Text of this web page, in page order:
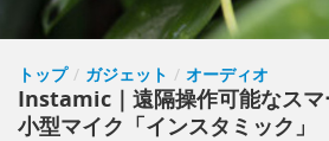
トップ / ガジェット / オーディオ
Instamic｜遠隔操作可能なスマ
小型マイク「インスタミック」